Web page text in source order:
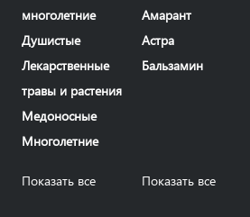
многолетние
Душистые
Лекарственные
травы и растения
Медоносные
Многолетние
Показать все
Амарант
Астра
Бальзамин
Показать все